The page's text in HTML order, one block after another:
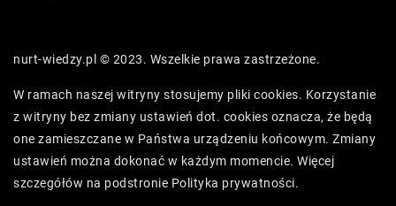
nurt-wiedzy.pl © 2023. Wszelkie prawa zastrzeżone.
W ramach naszej witryny stosujemy pliki cookies. Korzystanie
z witryny bez zmiany ustawień dot. cookies oznacza, że będą
one zamieszczane w Państwa urządzeniu końcowym. Zmiany
ustawień można dokonać w każdym momencie. Więcej
szczegółów na podstronie Polityka prywatności.